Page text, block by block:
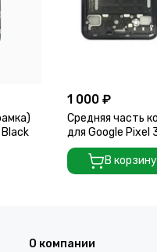
1 000 ₽
Средняя часть
для Google Pixel
Black)
В корзину
О компании